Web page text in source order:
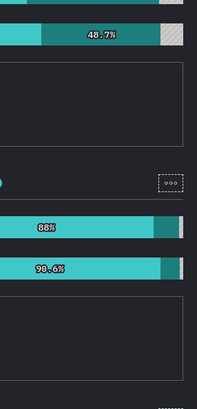
48.7%
48.7%
percentage: % (
[fa-
88%
88%
90.6%
90.6%